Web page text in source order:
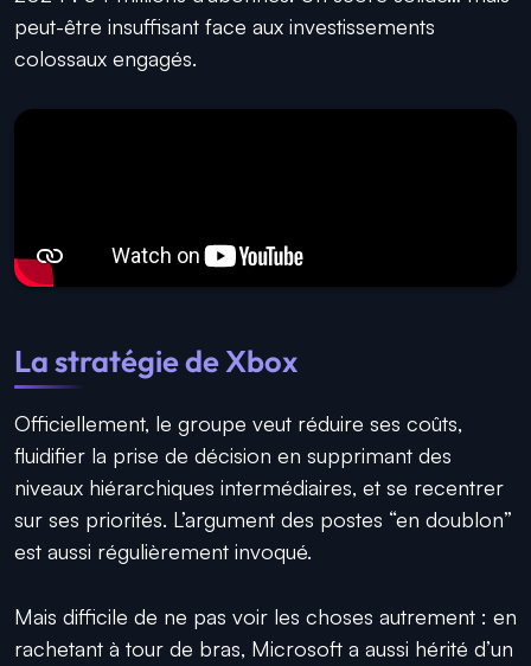
peut-être insuffisant face aux investissements
colossaux engagés.
La stratégie de Xbox
Officiellement, le groupe veut réduire ses coûts,
fluidifier la prise de décision en supprimant des
niveaux hiérarchiques intermédiaires, et se recentrer
sur ses priorités. L’argument des postes “en doublon”
est aussi régulièrement invoqué.
Mais difficile de ne pas voir les choses autrement : en
rachetant à tour de bras, Microsoft a aussi hérité d’un